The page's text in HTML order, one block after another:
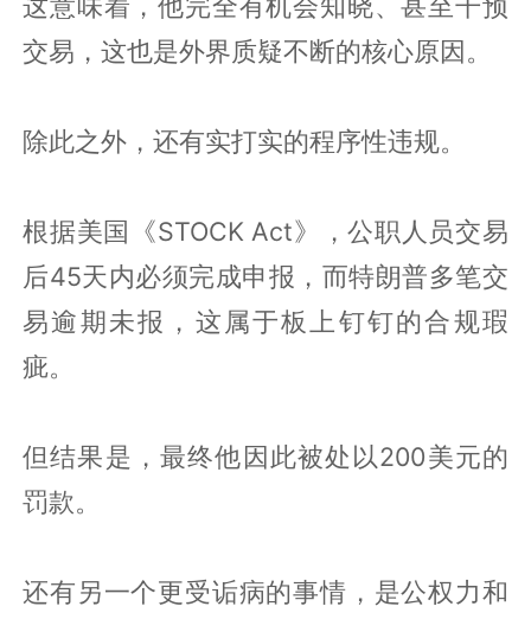
交易，这也是外界质疑不断的核心原因。
除此之外，还有实打实的程序性违规。
根据美国《STOCK Act》，公职人员交易
后45天内必须完成申报，而特朗普多笔交
易逾期未报，这属于板上钉钉的合规瑕
疵。
但结果是，最终他因此被处以200美元的
罚款。
还有另一个更受诟病的事情，是公权力和